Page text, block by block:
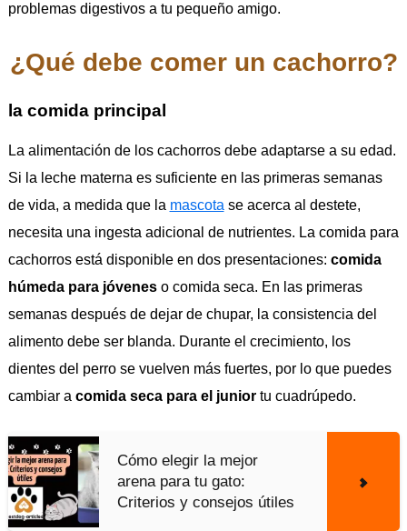
problemas digestivos a tu pequeño amigo.
¿Qué debe comer un cachorro?
la comida principal
La alimentación de los cachorros debe adaptarse a su edad.
Si la leche materna es suficiente en las primeras semanas
de vida, a medida que la mascota se acerca al destete,
necesita una ingesta adicional de nutrientes. La comida para
cachorros está disponible en dos presentaciones: comida
húmeda para jóveneso comida seca. En las primeras
semanas después de dejar de chupar, la consistencia del
alimento debe ser blanda. Durante el crecimiento, los
dientes del perro se vuelven más fuertes, por lo que puedes
cambiar a comida seca para el juniortu cuadrúpedo.
Cómo elegir la mejor
arena para tu gato:
Criterios y consejos útiles